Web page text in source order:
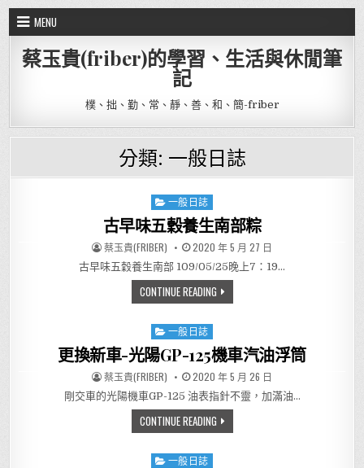
Skip to content
MENU
蔡玉貴(friber)的學習、生活與休閒筆
記
樸、拙、勤、常、靜、善、和、簡-friber
分類: 一般日誌
Posted in
一般日誌
古早味五穀養生南部粽
AUTHOR:
蔡玉貴(FRIBER) PUBLISHED DATE:
2020 年 5 月 27 日
古早味五穀養生南部 109/05/25晚上7：19…
CONTINUE READING古早味五穀養生南部粽
Posted in
一般日誌
更換新車-光陽GP-125機車汽油浮筒
AUTHOR:
蔡玉貴(FRIBER) PUBLISHED DATE:
2020 年 5 月 26 日
剛交車的光陽機車GP-125 油表指針不靈，加滿油…
CONTINUE READING更換新車-光陽GP-125機車汽油
Posted in
一般日誌